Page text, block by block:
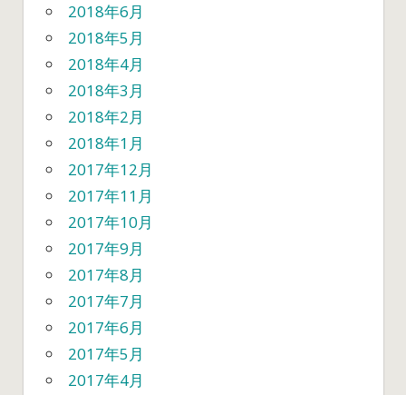
2018年6月
2018年5月
2018年4月
2018年3月
2018年2月
2018年1月
2017年12月
2017年11月
2017年10月
2017年9月
2017年8月
2017年7月
2017年6月
2017年5月
2017年4月